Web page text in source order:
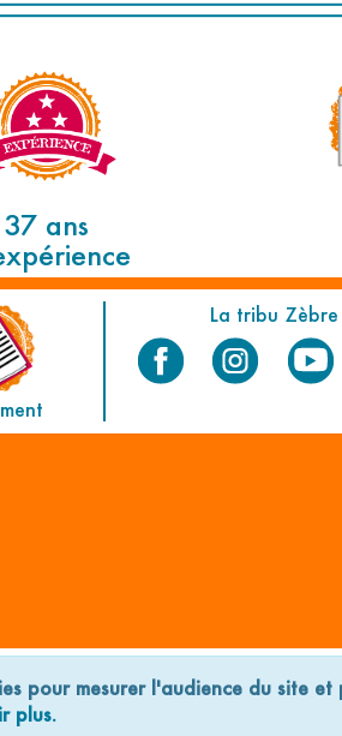
37 ans
La tribu Zèbre
Mentions
pour mesurer l'audience du site
plus.